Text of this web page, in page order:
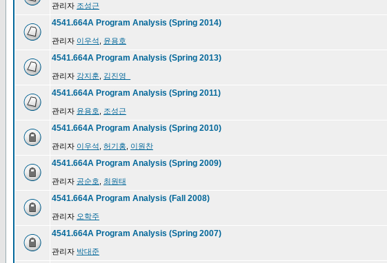
관리자 조성근
4541.664A Program Analysis (Spring 2014)
관리자 이우석 윤용호
4541.664A Program Analysis (Spring 2013)
관리자 강지훈 김진영_
4541.664A Program Analysis (Spring 2011)
관리자 윤용호 조성근
4541.664A Program Analysis (Spring 2010)
관리자 이우석 허기홍 이원찬
4541.664A Program Analysis (Spring 2009)
관리자 공순호 최원태
4541.664A Program Analysis (Fall 2008)
관리자 오학주
4541.664A Program Analysis (Spring 2007)
관리자 박대준